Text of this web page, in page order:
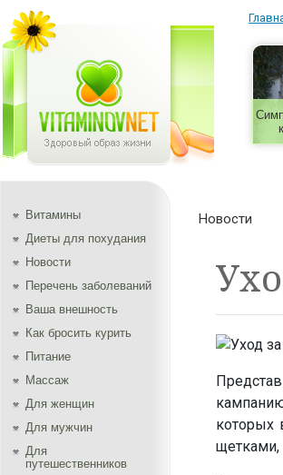
Витамины
Диеты для похудания
Новости
Перечень заболеваний
Ваша внешность
Как бросить курить
Питание
Массаж
Для женщин
Для мужчин
Для
путешественников
Новости
которых
щетками,